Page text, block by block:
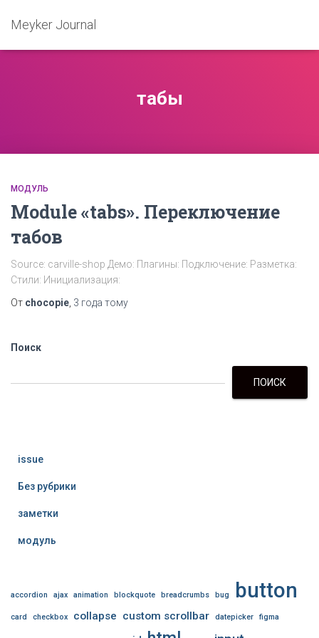
Meyker Journal
табы
МОДУЛЬ
Module «tabs». Переключение
табов
Source: carville-shop Демо: Плагины: Подключение: Разметка:
Стили: Инициализация:
От chocopie 3 года тому
Поиск
ПОИСК
issue
Без рубрики
заметки
модуль
accordion ajax animation blockquote breadcrumbs bug button
card checkbox collapse custom scrollbar datepicker figma